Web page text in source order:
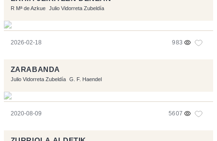
R Mª de Azkue Julio Vidorreta Zubeldía
2026-02-18 983
ZARABANDA
Julio Vidorreta Zubeldía G. F. Haendel
2020-08-09 5607